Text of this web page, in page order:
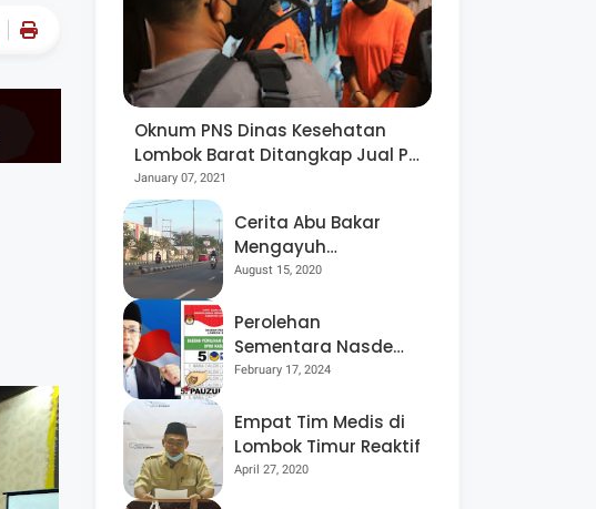
Oknum PNS Dinas Kesehatan
Lombok Barat Ditangkap Jual Pil
Ekstasi
January 07, 2021
Cerita Abu Bakar
Mengayuh
Sepedanya Selama
Menggelorakan
Kemerdekaan
August 15, 2020
Perolehan
Sementara Nasdem
Lobar Tertinggi,
Berpeluang “Rebut”
Kursi Dapil 3
February 17, 2024
Empat Tim Medis di
Lombok Timur Reaktif
April 27, 2020